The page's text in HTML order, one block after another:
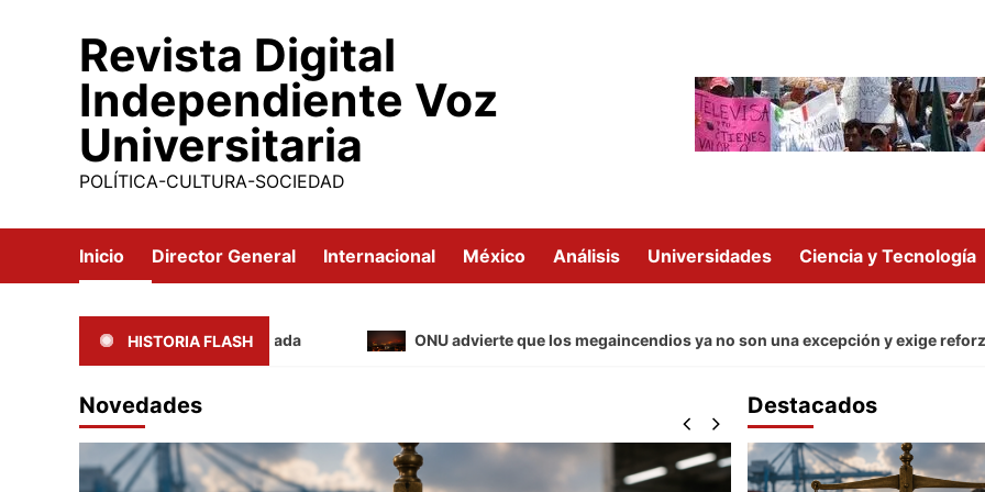
Revista Digital
Independiente Voz
Universitaria
POLÍTICA-CULTURA-SOCIEDAD
Inicio Director General Internacional México Análisis Universidades Ciencia y Tecnología
HISTORIA FLASH
Medir la “estabilidad” importada ONU advierte que los megaincendios ya no son una excepción y exige reforzar la
Novedades Destacados